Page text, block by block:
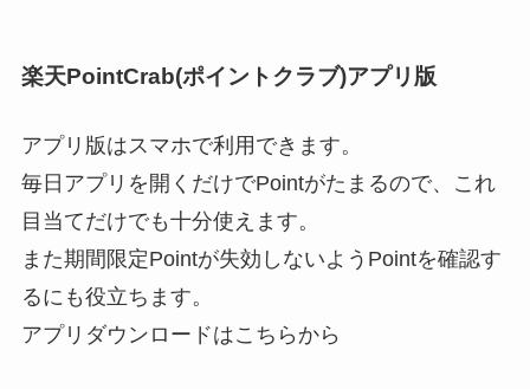
楽天PointCrab(ポイントクラブ)アプリ版
アプリ版はスマホで利用できます。
毎日アプリを開くだけでPointがたまるので、これ
目当てだけでも十分使えます。
また期間限定Pointが失効しないようPointを確認す
るにも役立ちます。
アプリダウンロードはこちらから